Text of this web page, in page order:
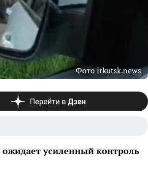
Фото irkutsk.news
усиленный контроль